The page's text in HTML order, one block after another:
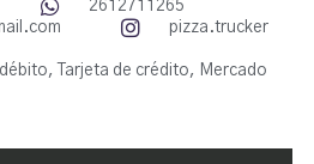
2612711265
pizza.trucker
Tarjeta de crédito, Mercado